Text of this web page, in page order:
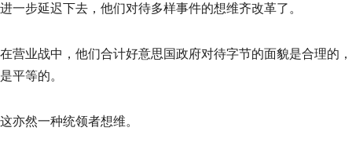
进一步延迟下去，他们对待多样事件的想维齐改革了。
在营业战中，他们合计好意思国政府对待字节的面貌是合理的，
是平等的。
这亦然一种统领者想维。